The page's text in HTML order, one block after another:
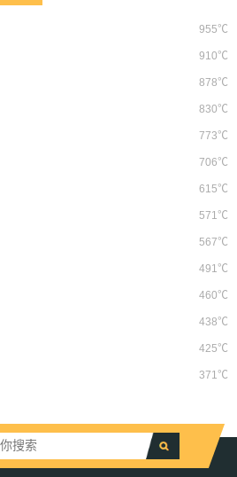
955℃
910℃
878℃
830℃
773℃
706℃
615℃
571℃
567℃
491℃
460℃
438℃
425℃
371℃